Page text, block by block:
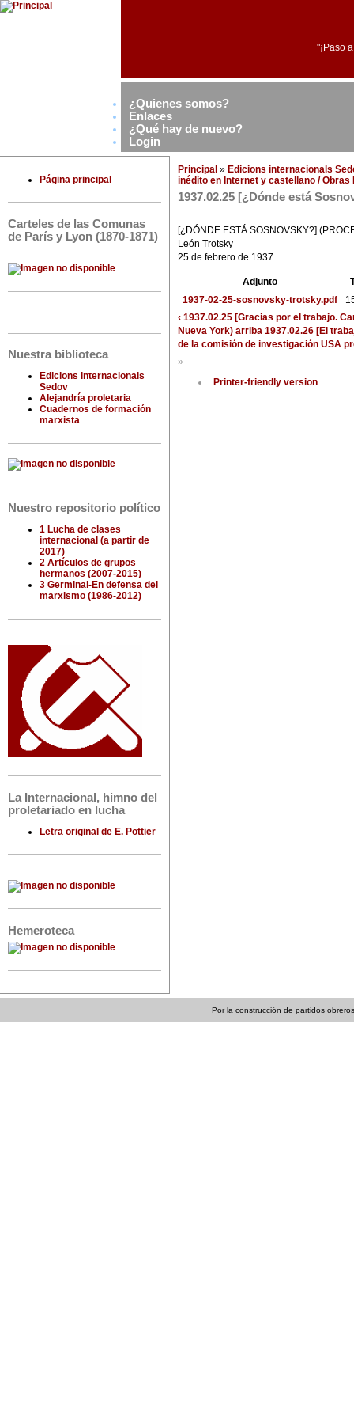
"¡Paso
¿Quienes somos?
Enlaces
¿Qué hay de nuevo?
Login
Página principal
Carteles de las Comunas
de París y Lyon (1870-1871)
Nuestra biblioteca
Edicions internacionals
Sedov
Alejandría proletaria
Cuadernos de formación
marxista
Nuestro repositorio político
1 Lucha de clases
internacional (a partir de
2017)
2 Artículos de grupos
hermanos (2007-2015)
3 Germinal-En defensa del
marxismo (1986-2012)
La Internacional, himno del
proletariado en lucha
Letra original de E. Pottier
Hemeroteca
Principal » Edicions internacionals
inédito en Internet y castellano / Obras
1937.02.25 [¿Dónde está
[¿DÓNDE ESTÁ SOSNOVSKY?]
León Trotsky
25 de febrero de 1937
Adjunto
1937-02-25-sosnovsky-trotsky.pdf
‹ 1937.02.25 [Gracias por el trabajo.
Nueva York) arriba 1937.02.26 [El
de la comisión de investigación USA
»
Printer-friendly version
Por la construcción de partidos